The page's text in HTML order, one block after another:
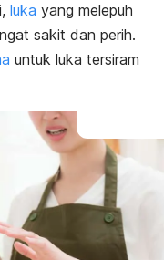
luka yang melepuh
sakit dan perih.
untuk luka tersiram